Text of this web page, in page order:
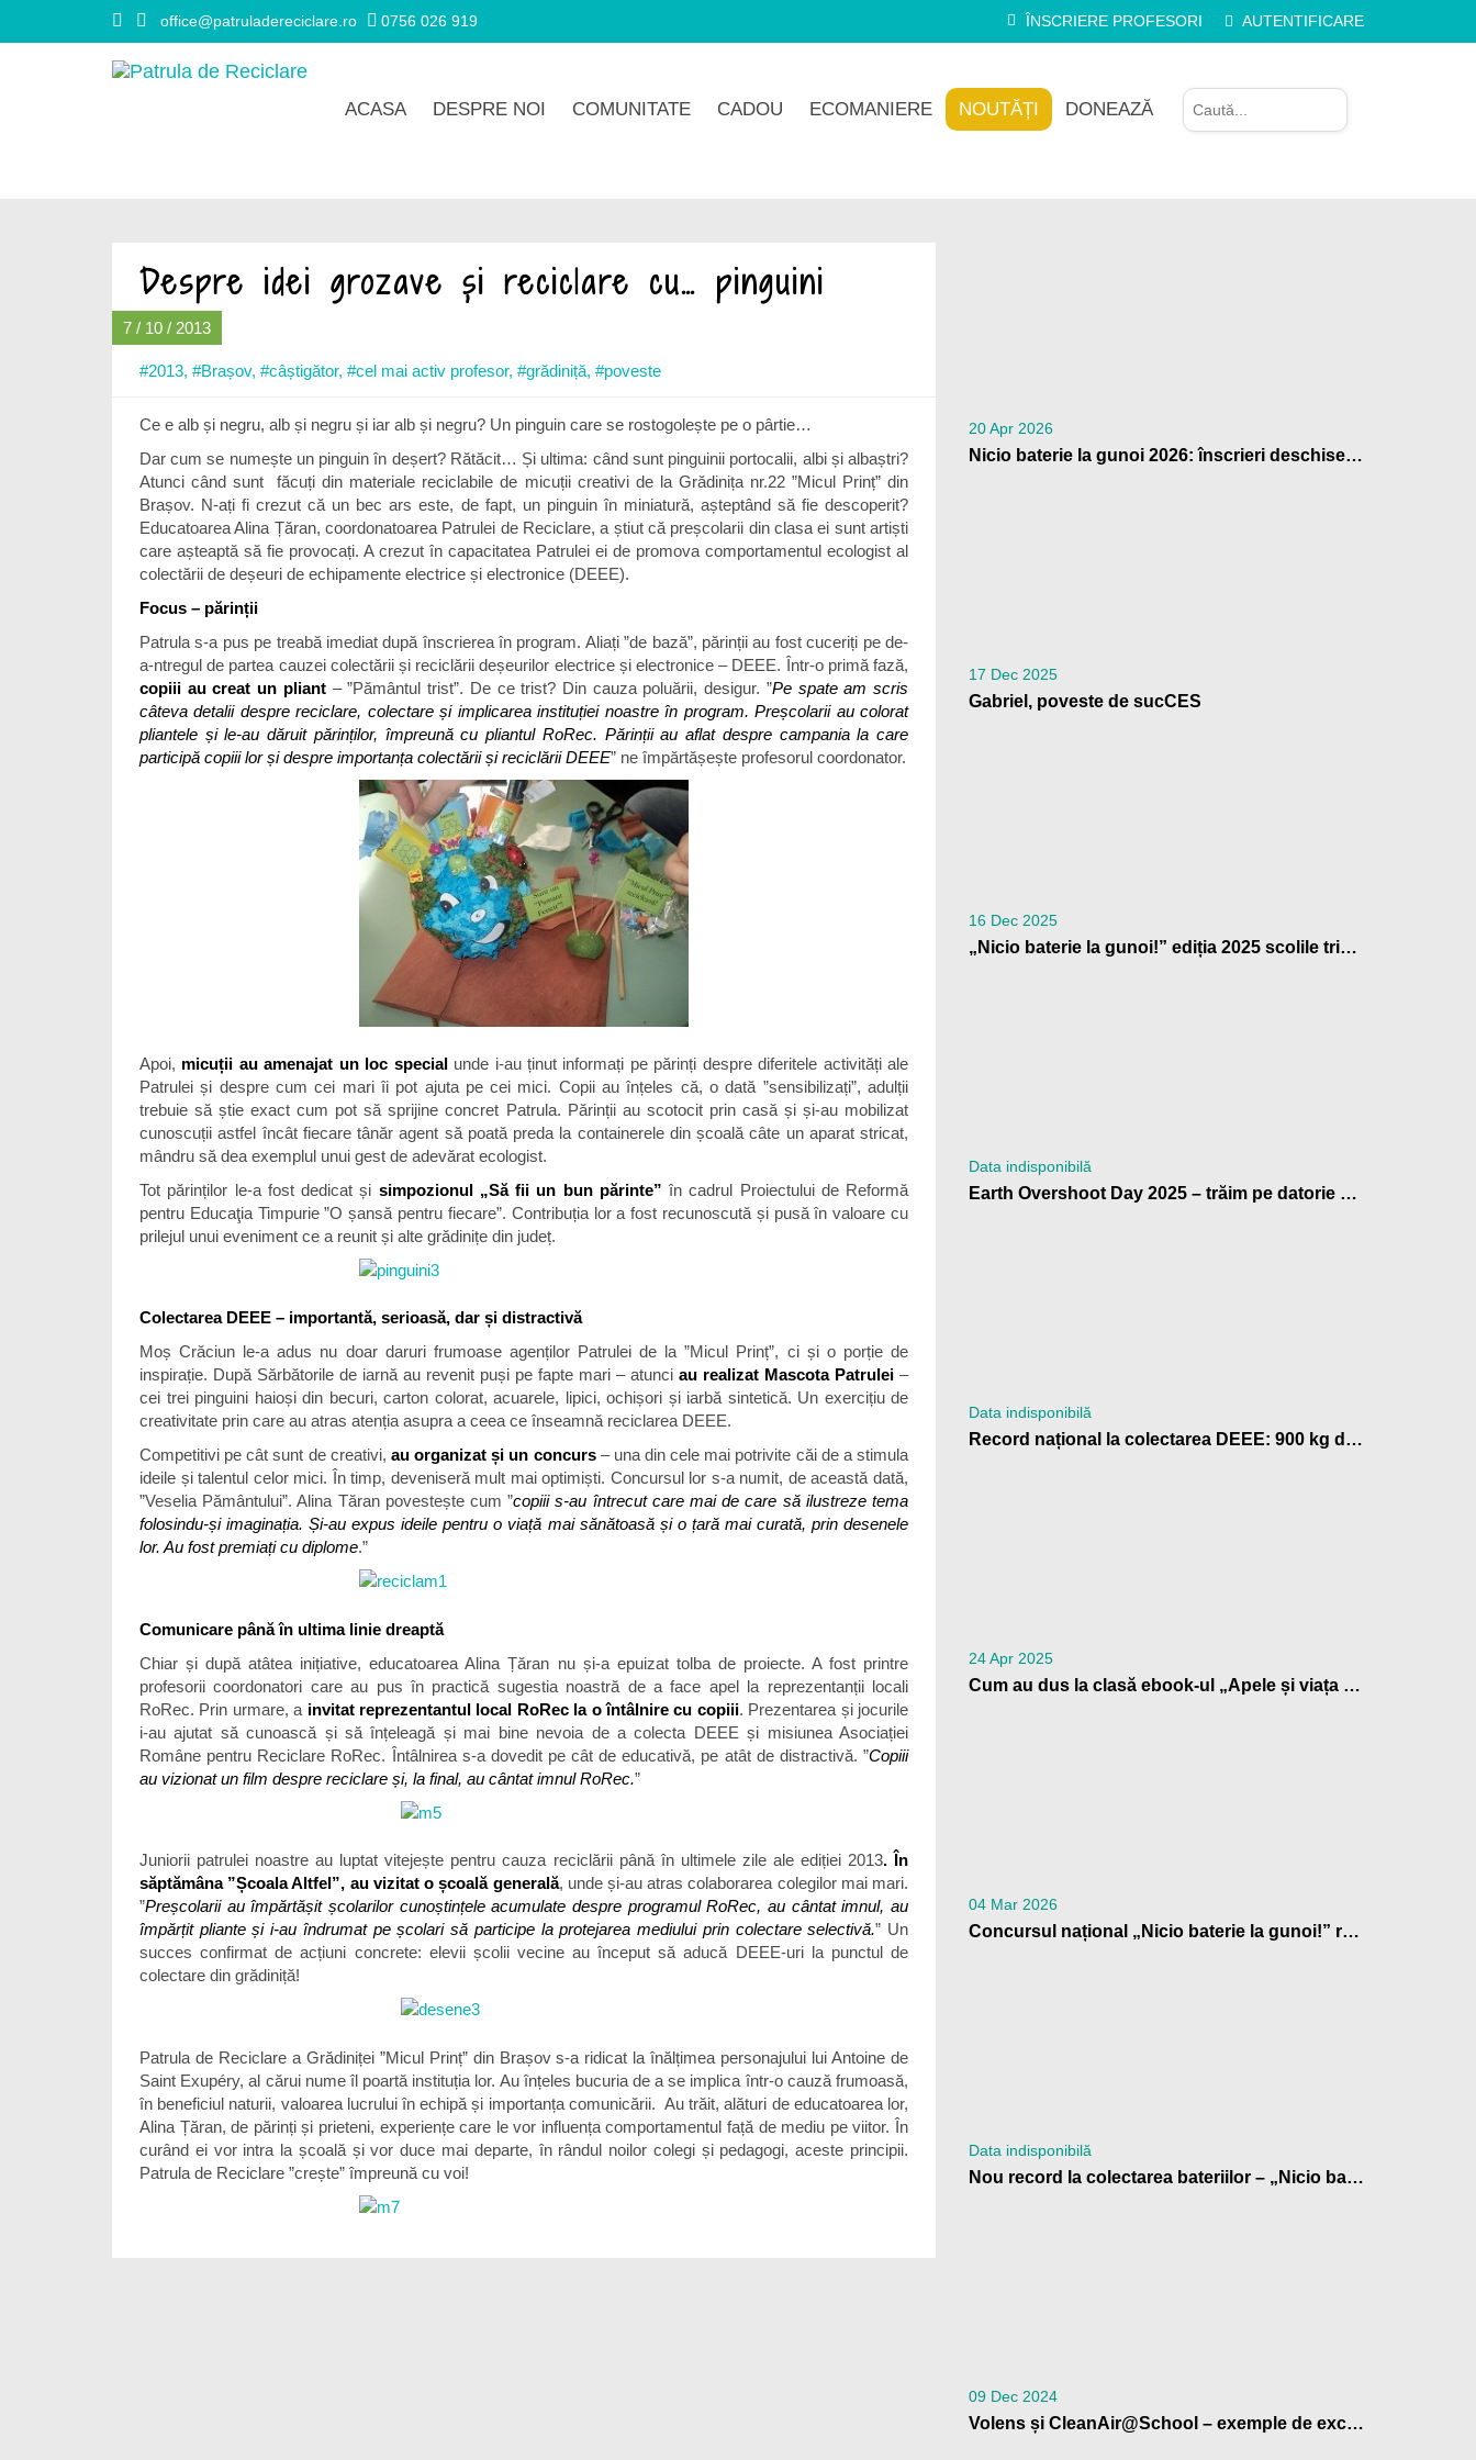
office@patruladereciclare.ro 0756 026 919 ÎNSCRIERE PROFESORI AUTENTIFICARE
ACASA DESPRE NOI COMUNITATE CADOU ECOMANIERE NOUTĂȚI DONEAZĂ
Despre idei grozave și reciclare cu… pinguini
7 / 10 / 2013
#2013, #Brașov, #câștigător, #cel mai activ profesor, #grădiniță, #poveste
Ce e alb și negru, alb și negru și iar alb și negru? Un pinguin care se rostogolește pe o pârtie…
Dar cum se numește un pinguin în deșert? Rătăcit… Și ultima: când sunt pinguinii portocalii, albi și albaștri?
Atunci când sunt făcuți din materiale reciclabile de micuții creativi de la Grădinița nr.22 ”Micul Prinț” din
Brașov. N-ați fi crezut că un bec ars este, de fapt, un pinguin în miniatură, așteptând să fie descoperit?
Educatoarea Alina Țăran, coordonatoarea Patrulei de Reciclare, a știut că preșcolarii din clasa ei sunt artiști
care așteaptă să fie provocați. A crezut în capacitatea Patrulei ei de promova comportamentul ecologist al
colectării de deșeuri de echipamente electrice și electronice (DEEE).
Focus – părinții
Patrula s-a pus pe treabă imediat după înscrierea în program. Aliați ”de bază”, părinții au fost cuceriți pe de-
a-ntregul de partea cauzei colectării și reciclării deșeurilor electrice și electronice – DEEE. Într-o primă fază,
copiii au creat un pliant– ”Pământul trist”. De ce trist? Din cauza poluării, desigur. ”Pe spate am scris
câteva detalii despre reciclare, colectare și implicarea instituției noastre în program. Preșcolarii au colorat
pliantele și le-au dăruit părinților, împreună cu pliantul RoRec. Părinții au aflat despre campania la care
participă copiii lor și despre importanța colectării și reciclării DEEE” ne împărtășește profesorul coordonator.
Apoi, micuții au amenajat un loc specialunde i-au ținut informați pe părinți despre diferitele activități ale
Patrulei și despre cum cei mari îi pot ajuta pe cei mici. Copii au înțeles că, o dată ”sensibilizați”, adulții
trebuie să știe exact cum pot să sprijine concret Patrula. Părinții au scotocit prin casă și și-au mobilizat
cunoscuții astfel încât fiecare tânăr agent să poată preda la containerele din școală câte un aparat stricat,
mândru să dea exemplul unui gest de adevărat ecologist.
Tot părinților le-a fost dedicat și simpozionul „Să fii un bun părinte” în cadrul Proiectului de Reformă
pentru Educaţia Timpurie ”O șansă pentru fiecare”. Contribuția lor a fost recunoscută și pusă în valoare cu
prilejul unui eveniment ce a reunit și alte grădinițe din județ.
Colectarea DEEE – importantă, serioasă, dar și distractivă
Moș Crăciun le-a adus nu doar daruri frumoase agenților Patrulei de la ”Micul Prinț”, ci și o porție de
inspirație. După Sărbătorile de iarnă au revenit puși pe fapte mari – atunci au realizat Mascota Patrulei –
cei trei pinguini haioși din becuri, carton colorat, acuarele, lipici, ochișori și iarbă sintetică. Un exercițiu de
creativitate prin care au atras atenția asupra a ceea ce înseamnă reciclarea DEEE.
Competitivi pe cât sunt de creativi, au organizat și un concurs– una din cele mai potrivite căi de a stimula
ideile și talentul celor mici. În timp, deveniseră mult mai optimiști. Concursul lor s-a numit, de această dată,
”Veselia Pământului”. Alina Tăran povestește cum ”copiii s-au întrecut care mai de care să ilustreze tema
folosindu-și imaginația. Și-au expus ideile pentru o viață mai sănătoasă și o țară mai curată, prin desenele
lor. Au fost premiați cu diplome.”
Comunicare până în ultima linie dreaptă
Chiar și după atâtea inițiative, educatoarea Alina Țăran nu și-a epuizat tolba de proiecte. A fost printre
profesorii coordonatori care au pus în practică sugestia noastră de a face apel la reprezentanții locali
RoRec. Prin urmare, a invitat reprezentantul local RoRec la o întâlnire cu copiii. Prezentarea și jocurile
i-au ajutat să cunoască și să înțeleagă și mai bine nevoia de a colecta DEEE și misiunea Asociației
Române pentru Reciclare RoRec. Întâlnirea s-a dovedit pe cât de educativă, pe atât de distractivă. ”Copiii
au vizionat un film despre reciclare și, la final, au cântat imnul RoRec.”
Juniorii patrulei noastre au luptat vitejește pentru cauza reciclării până în ultimele zile ale ediției 2013. În
săptămâna ”Școala Altfel”, au vizitat o școală generală, unde și-au atras colaborarea colegilor mai mari.
”Preșcolarii au împărtășit școlarilor cunoștințele acumulate despre programul RoRec, au cântat imnul, au
împărțit pliante și i-au îndrumat pe școlari să participe la protejarea mediului prin colectare selectivă.” Un
succes confirmat de acțiuni concrete: elevii școlii vecine au început să aducă DEEE-uri la punctul de
colectare din grădiniță!
Patrula de Reciclare a Grădiniței ”Micul Prinț” din Brașov s-a ridicat la înălțimea personajului lui Antoine de
Saint Exupéry, al cărui nume îl poartă instituția lor. Au înțeles bucuria de a se implica într-o cauză frumoasă,
în beneficiul naturii, valoarea lucrului în echipă și importanța comunicării. Au trăit, alături de educatoarea lor,
Alina Țăran, de părinți și prieteni, experiențe care le vor influența comportamentul față de mediu pe viitor. În
curând ei vor intra la școală și vor duce mai departe, în rândul noilor colegi și pedagogi, aceste principii.
Patrula de Reciclare ”crește” împreună cu voi!
20 Apr 2026
Nicio baterie la gunoi 2026: înscrieri deschise pentru școli
17 Dec 2025
Gabriel, poveste de sucCES
16 Dec 2025
„Nicio baterie la gunoi!” ediția 2025 scolile trimit la reciclare peste 4 tone de baterii uzate
Data indisponibilă
Earth Overshoot Day 2025 – trăim pe datorie ecologică
Data indisponibilă
Record național la colectarea DEEE: 900 kg de baterii trimise la reciclare de Școala Gimnazială „Anton Pann” Râmnicu Vâlcea
24 Apr 2025
Cum au dus la clasă ebook-ul „Apele și viața acvatică” profesorii din Patrula de Reciclare
04 Mar 2026
Concursul național „Nicio baterie la gunoi!” revine: o nouă ediție cu premii pentru școlile din România care contribuie la reciclarea bateriilor
Data indisponibilă
Nou record la colectarea bateriilor – „Nicio baterie la gunoi!” 2024
09 Dec 2024
Volens și CleanAir@School – exemple de excelență în educația climatică, la Bruxelles